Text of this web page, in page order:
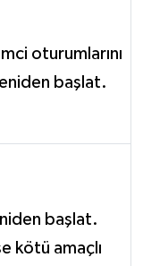
oturumlarını
başlat.
başlat.
kötü amaçlı